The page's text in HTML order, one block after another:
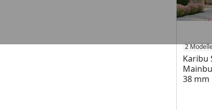
2
Karibu
38 mm